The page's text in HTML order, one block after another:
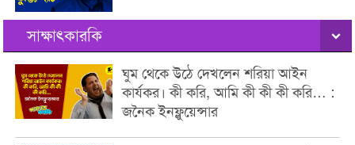
সাক্ষাৎকারকি
ঘুম থেকে উঠে দেখলেন শরিয়া আইন
কার্যকর। কী করি, আমি কী কী কী করি… :
জনৈক ইনফ্লুয়েন্সার